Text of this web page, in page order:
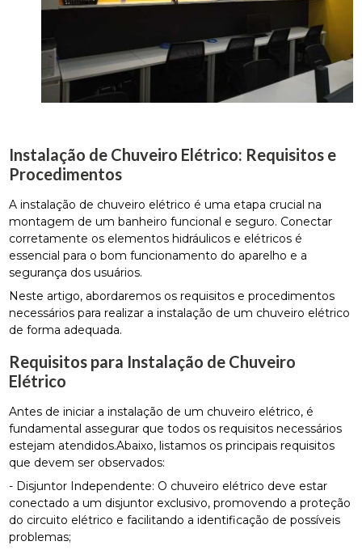
Instalação de Chuveiro Elétrico: Requisitos e
Procedimentos
A instalação de chuveiro elétrico é uma etapa crucial na
montagem de um banheiro funcional e seguro. Conectar
corretamente os elementos hidráulicos e elétricos é
essencial para o bom funcionamento do aparelho e a
segurança dos usuários.
Neste artigo, abordaremos os requisitos e procedimentos
necessários para realizar a instalação de um chuveiro elétrico
de forma adequada.
Requisitos para Instalação de Chuveiro
Elétrico
Antes de iniciar a instalação de um chuveiro elétrico, é
fundamental assegurar que todos os requisitos necessários
estejam atendidos.Abaixo, listamos os principais requisitos
que devem ser observados:
- Disjuntor Independente: O chuveiro elétrico deve estar
conectado a um disjuntor exclusivo, promovendo a proteção
do circuito elétrico e facilitando a identificação de possíveis
problemas;